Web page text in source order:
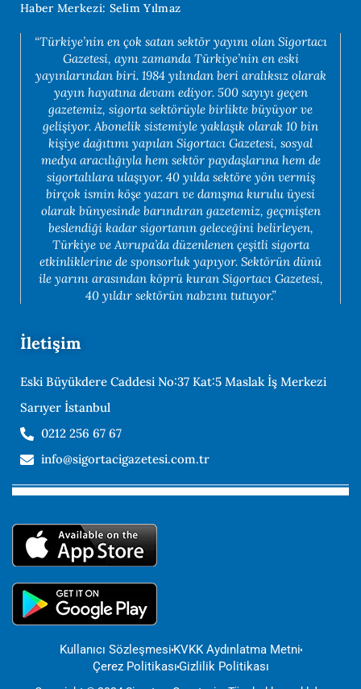
Haber Merkezi: Selim Yılmaz
“Türkiye’nin en çok satan sektör yayını olan Sigortacı
Gazetesi, aynı zamanda Türkiye’nin en eski
yayınlarından biri. 1984 yılından beri aralıksız olarak
yayın hayatına devam ediyor. 500 sayıyı geçen
gazetemiz, sigorta sektörüyle birlikte büyüyor ve
gelişiyor. Abonelik sistemiyle yaklaşık olarak 10 bin
kişiye dağıtımı yapılan Sigortacı Gazetesi, sosyal
medya aracılığıyla hem sektör paydaşlarına hem de
sigortalılara ulaşıyor. 40 yılda sektöre yön vermiş
birçok ismin köşe yazarı ve danışma kurulu üyesi
olarak bünyesinde barındıran gazetemiz, geçmişten
beslendiği kadar sigortanın geleceğini belirleyen,
Türkiye ve Avrupa’da düzenlenen çeşitli sigorta
etkinliklerine de sponsorluk yapıyor. Sektörün dünü
ile yarını arasından köprü kuran Sigortacı Gazetesi,
40 yıldır sektörün nabzını tutuyor.”
İletişim
Eski Büyükdere Caddesi No:37 Kat:5 Maslak İş Merkezi
Sarıyer İstanbul
0212 256 67 67
info@sigortacigazetesi.com.tr
Kullanıcı SözleşmesiKVKK Aydınlatma Metni
Çerez PolitikasıGizlilik Politikası